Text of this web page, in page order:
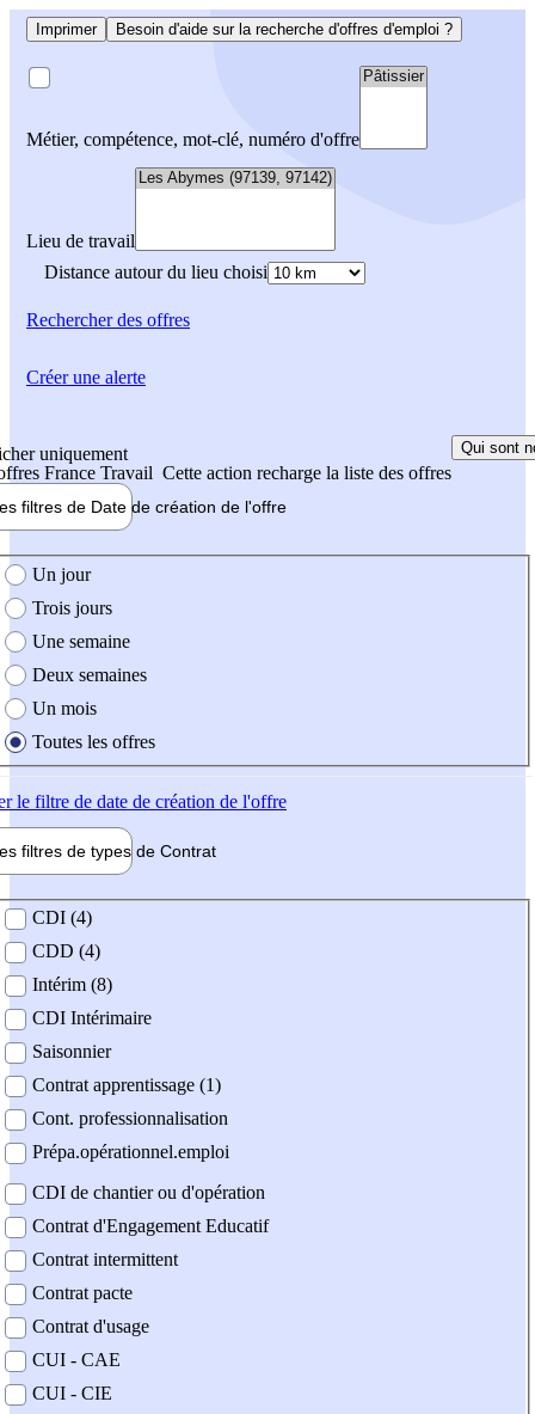
Imprimer Besoin d'aide sur la recherche d'offres d'emploi ?
Métier, compétence, mot-clé, numéro d'offre
Lieu de travail
Distance autour du lieu choisi
Rechercherdes offres
uniquement
France Travail Cette action recharge la liste des offres
Qui sont
filtres de Date de création de l'offre
création de l'offre
Un jour
Trois jours
Une semaine
Deux semaines
Un mois
Toutes les offres
le filtre de date de création de l'offre
filtres de types de Contrat
contrat
CDI (4)
CDD (4)
Intérim (8)
CDI Intérimaire
Saisonnier
Contrat apprentissage (1)
Cont. professionnalisation
Prépa.opérationnel.emploi
CDI de chantier ou d'opération
Contrat d'Engagement Educatif
Contrat intermittent
Contrat pacte
Contrat d'usage
CUI - CAE
CUI - CIE
Créer une alerte